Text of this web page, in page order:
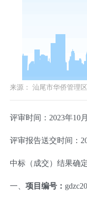
来源： 汕尾市华侨管理
评审时间：2023年10
评审报告送交时间：
中标（成交）结果确
一、 项目编号：